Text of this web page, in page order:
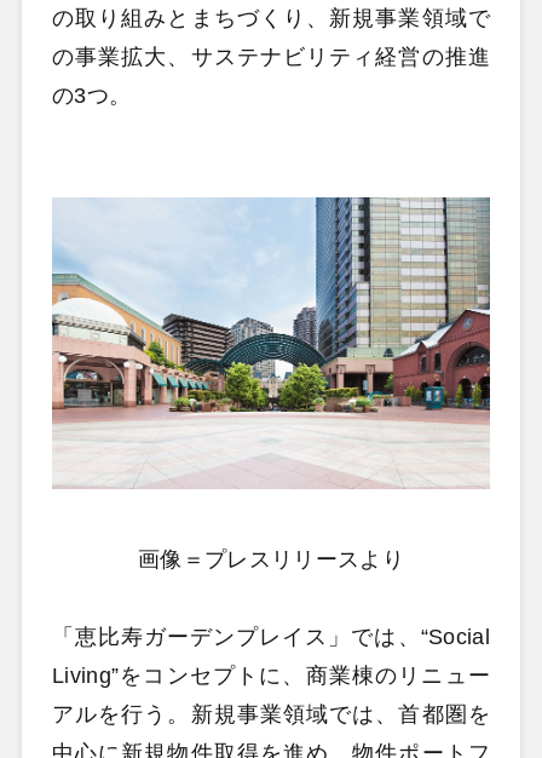
の取り組みとまちづくり、新規事業領域で
の事業拡大、サステナビリティ経営の推進
の3つ。
画像＝プレスリリースより
「恵比寿ガーデンプレイス」では、“Social
Living”をコンセプトに、商業棟のリニュー
アルを行う。新規事業領域では、首都圏を
中心に新規物件取得を進め、物件ポートフ